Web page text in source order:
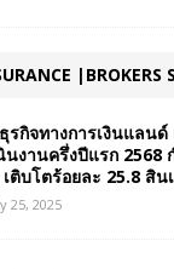
|BROKERS
รกิจทางการเงินแลนด์
นงานครึ่งปีแรก 2568
ติบโตร้อยละ 25.8 สิน
25, 2025